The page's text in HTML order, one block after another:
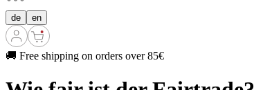
de en
🚚 Free shipping on orders over 85€